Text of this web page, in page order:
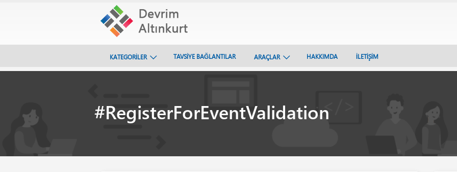
KATEGORİLER TAVSİYE BAĞLANTILAR ARAÇLAR HAKKIMDA İLETİŞİM
#RegisterForEventValidation